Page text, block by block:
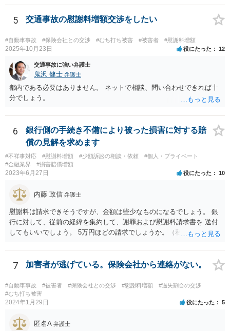
す（ご自宅の火災保険や自動車の任意保険等を確認してみて下さい。
加入したつもりがなくても、確認してみたら付いていたということが
5 交通事故の慰謝料増額交渉をしたい
#自動車事故 #保険会社との交渉 #むち打ち被害 #被害者 #慰謝料増額
2025年10月23日 役にたった 12
交通事故に強い弁護士
鬼沢 健士 弁護士
都内である必要はありません。 ネットで相談、問い合わせできれば十
分でしょう。
6
銀行側の手続き不備により被った損害に対する賠
償の見解を求めます
#不祥事対応 #慰謝料増額 #少額訴訟の相談・依頼
#個人・プライベート
#金融業界
#損害賠償増額
2023年6月27日 役にたった 10
内藤 政信 弁護士
慰謝料は請求できそうですが、金額は些少なものになるでしょう。 銀
行に対して、従前の経緯を集約して、謝罪および慰謝料請求書を 送付
してもいいでしょう。 5万円ほどの請求でしょうか。（私見）
7 加害者が逃げている。保険会社から連絡がない。
#自動車事故 #被害者 #保険会社との交渉 #慰謝料増額
#過失割合の交渉
#むち打ち被害
2024年1月29日 役にたった 5
匿名A 弁護士